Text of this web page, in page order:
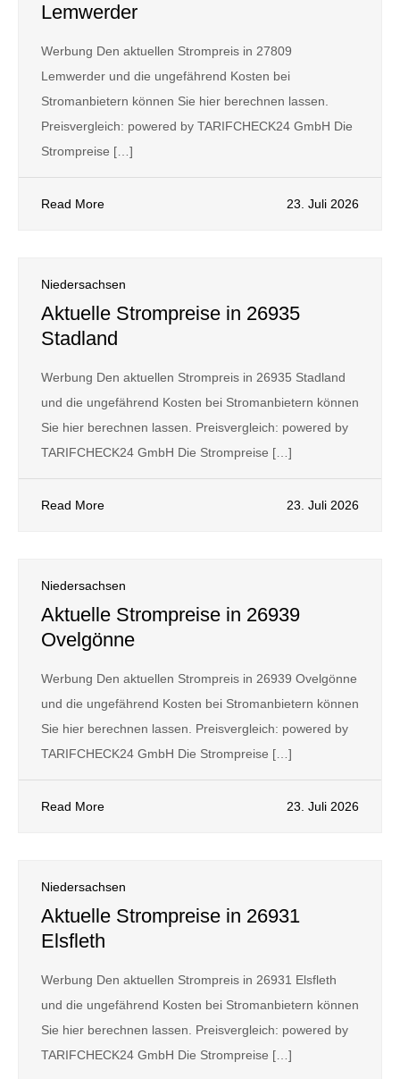
Lemwerder
Werbung Den aktuellen Strompreis in 27809
Lemwerder und die ungefährend Kosten bei
Stromanbietern können Sie hier berechnen lassen.
Preisvergleich: powered by TARIFCHECK24 GmbH Die
Strompreise […]
Read More 23. Juli 2026
Niedersachsen
Aktuelle Strompreise in 26935
Stadland
Werbung Den aktuellen Strompreis in 26935 Stadland
und die ungefährend Kosten bei Stromanbietern können
Sie hier berechnen lassen. Preisvergleich: powered by
TARIFCHECK24 GmbH Die Strompreise […]
Read More 23. Juli 2026
Niedersachsen
Aktuelle Strompreise in 26939
Ovelgönne
Werbung Den aktuellen Strompreis in 26939 Ovelgönne
und die ungefährend Kosten bei Stromanbietern können
Sie hier berechnen lassen. Preisvergleich: powered by
TARIFCHECK24 GmbH Die Strompreise […]
Read More 23. Juli 2026
Niedersachsen
Aktuelle Strompreise in 26931
Elsfleth
Werbung Den aktuellen Strompreis in 26931 Elsfleth
und die ungefährend Kosten bei Stromanbietern können
Sie hier berechnen lassen. Preisvergleich: powered by
TARIFCHECK24 GmbH Die Strompreise […]